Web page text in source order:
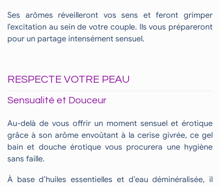
Ses arômes réveilleront vos sens et feront grimper
l’excitation au sein de votre couple. Ils vous prépareront
pour un partage intensément sensuel.
RESPECTE VOTRE PEAU
Sensualité et Douceur
Au-delà de vous offrir un moment sensuel et érotique
grâce à son arôme envoûtant à la cerise givrée, ce gel
bain et douche érotique vous procurera une hygiène
sans faille.
À base d’huiles essentielles et d’eau déminéralisée, il